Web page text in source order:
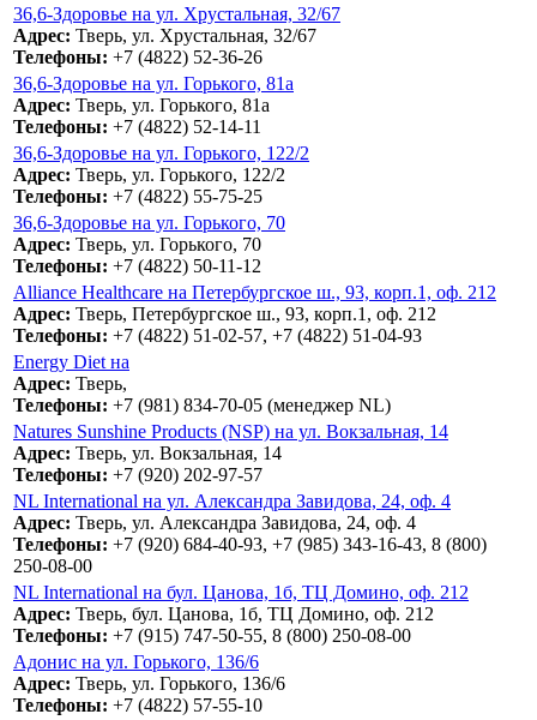
36,6-Здоровье на ул. Хрустальная, 32/67
Адрес: Тверь, ул. Хрустальная, 32/67
Телефоны: +7 (4822) 52-36-26
36,6-Здоровье на ул. Горького, 81а
Адрес: Тверь, ул. Горького, 81а
Телефоны: +7 (4822) 52-14-11
36,6-Здоровье на ул. Горького, 122/2
Адрес: Тверь, ул. Горького, 122/2
Телефоны: +7 (4822) 55-75-25
36,6-Здоровье на ул. Горького, 70
Адрес: Тверь, ул. Горького, 70
Телефоны: +7 (4822) 50-11-12
Alliance Healthcare на Петербургское ш., 93, корп.1, оф. 212
Адрес: Тверь, Петербургское ш., 93, корп.1, оф. 212
Телефоны: +7 (4822) 51-02-57, +7 (4822) 51-04-93
Energy Diet на
Адрес: Тверь,
Телефоны: +7 (981) 834-70-05 (менеджер NL)
Natures Sunshine Products (NSP) на ул. Вокзальная, 14
Адрес: Тверь, ул. Вокзальная, 14
Телефоны: +7 (920) 202-97-57
NL International на ул. Александра Завидова, 24, оф. 4
Адрес: Тверь, ул. Александра Завидова, 24, оф. 4
Телефоны: +7 (920) 684-40-93, +7 (985) 343-16-43, 8 (800)
250-08-00
NL International на бул. Цанова, 1б, ТЦ Домино, оф. 212
Адрес: Тверь, бул. Цанова, 1б, ТЦ Домино, оф. 212
Телефоны: +7 (915) 747-50-55, 8 (800) 250-08-00
Адонис на ул. Горького, 136/6
Адрес: Тверь, ул. Горького, 136/6
Телефоны: +7 (4822) 57-55-10